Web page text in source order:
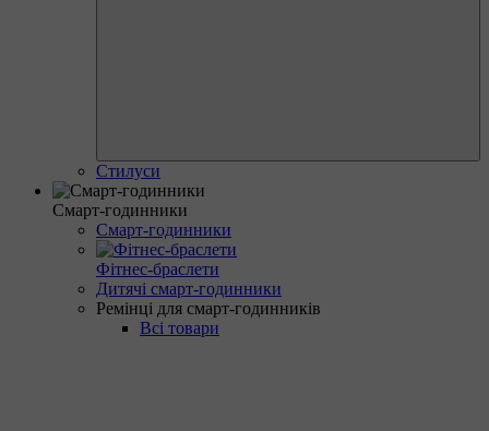
Стилуси
Смарт-годинники
Смарт-годинники
Фітнес-браслети
Дитячі смарт-годинники
Ремінці для смарт-годинників
Всі товари